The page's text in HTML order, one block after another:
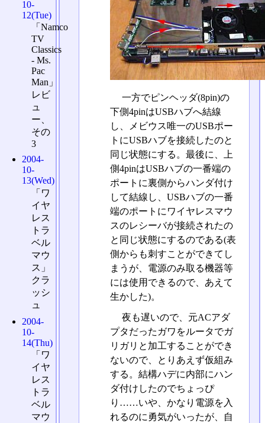
一方でピンヘッダ(8pin)の
下側4pinはUSBハブへ結線
し、メビウス唯一のUSBポー
トにUSBハブを接続したのと
同じ状態にする。最後に、上
側4pinはUSBハブの一番端の
ポートに裏側からハンダ付け
して結線し、USBハブの一番
端のポートにワイヤレスマウ
スのレシーバが接続されたの
と同じ状態にするのである(表
側からも刺すことができてし
まうが、電源のみ取る機器等
には使用できるので、あえて
生かした)。
夜も遅いので、元ACアダ
プタだったガワをルータでガ
リガリと加工することができ
ないので、とりあえず仮組み
する。結構ハデに内部にハン
ダ付けしたのでちょっぴ
り……いや、かなり電源を入
れるのに勇気がいったが、自
10-
12(Tue)
「Namco
TV
Classics
- Ms.
Pac
Man」
レビ
ュ
ー、
その
3
2004-
10-
13(Wed)
「ワ
イヤ
レス
トラ
ベル
マウ
ス」
クラ
ッシ
ュ
2004-
10-
14(Thu)
「ワ
イヤ
レス
トラ
ベル
マウ